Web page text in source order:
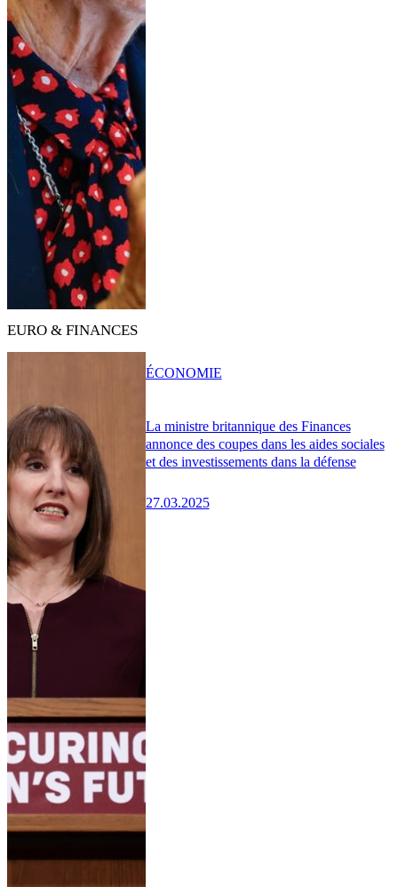
EURO & FINANCES
La ministre britannique des Finances
annonce des coupes dans les aides sociales
et des investissements dans la défense
27.03.2025
ÉCONOMIE